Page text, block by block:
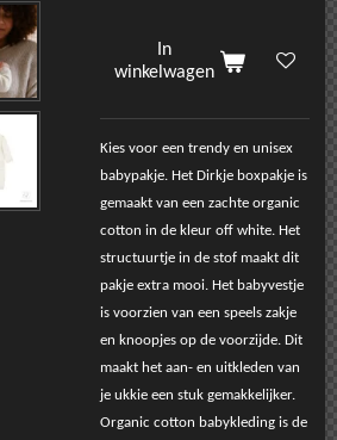
In
winkelwagen
Kies voor een trendy en unisex
babypakje. Het Dirkje boxpakje is
gemaakt van een zachte organic
cotton in de kleur off white. Het
structuurtje in de stof maakt dit
pakje extra mooi. Het babyvestje
is voorzien van een speels zakje
en knoopjes op de voorzijde. Dit
maakt het aan- en uitkleden van
je ukkie een stuk gemakkelijker.
Organic cotton babykleding is de